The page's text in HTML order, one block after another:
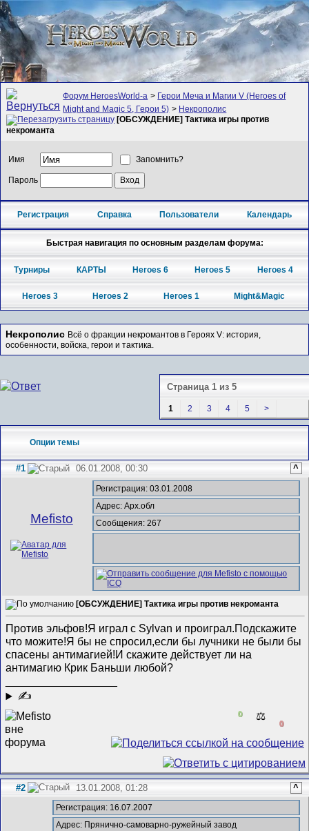
Форум HeroesWorld-а > Герои Меча и Магии V (Heroes of
Might and Magic 5, Герои 5) > Некрополис
[ОБСУЖДЕНИЕ] Тактика игры против
некроманта
Имя Запомнить?
Пароль
Регистрация Справка Пользователи Календарь
Быстрая навигация по основным разделам форума:
Турниры КАРТЫ Heroes 6 Heroes 5 Heroes 4
Heroes 3 Heroes 2 Heroes 1 Might&Magic
Некрополис Всё о фракции некромантов в Героях V: история,
особенности, войска, герои и тактика.
Страница 1 из 5
1 2 3 4 5 >
Опции темы
#1 06.01.2008, 00:30 ^
Mefisto
Регистрация: 03.01.2008
Адрес: Арх.обл
Сообщения: 267
[ОБСУЖДЕНИЕ] Тактика игры против некроманта
Против эльфов!Я играл с Sylvan и проиграл.Подскажите
что можите!Я бы не спросил,если бы лучники не были бы
спасены антимагией!И скажите действует ли на
антимагию Крик Баньши любой?
✍
0 ⚖️
0
#2 13.01.2008, 01:28 ^
Регистрация: 16.07.2007
Адрес: Прянично-самоварно-ружейный завод